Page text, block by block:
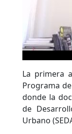
La primera
Programa
donde la
de
Urbano